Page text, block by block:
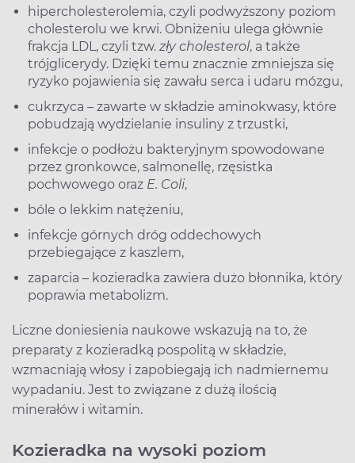
hipercholesterolemia, czyli podwyższony poziom
cholesterolu we krwi. Obniżeniu ulega głównie
frakcja LDL, czyli tzw. zły cholesterol, a także
trójglicerydy. Dzięki temu znacznie zmniejsza się
ryzyko pojawienia się zawału serca i udaru mózgu,
cukrzyca – zawarte w składzie aminokwasy, które
pobudzają wydzielanie insuliny z trzustki,
infekcje o podłożu bakteryjnym spowodowane
przez gronkowce, salmonellę, rzęsistka
pochwowego oraz E. Coli,
bóle o lekkim natężeniu,
infekcje górnych dróg oddechowych
przebiegające z kaszlem,
zaparcia – kozieradka zawiera dużo błonnika, który
poprawia metabolizm.
Liczne doniesienia naukowe wskazują na to, że
preparaty z kozieradką pospolitą w składzie,
wzmacniają włosy i zapobiegają ich nadmiernemu
wypadaniu. Jest to związane z dużą ilością
minerałów i witamin.
Kozieradka na wysoki poziom